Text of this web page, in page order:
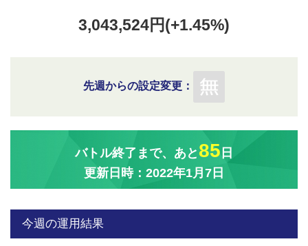
3,043,524円(+1.45%)
先週からの設定変更：
バトル終了まで、あと 85 日
更新日時：2022年1月7日
今週の運用結果